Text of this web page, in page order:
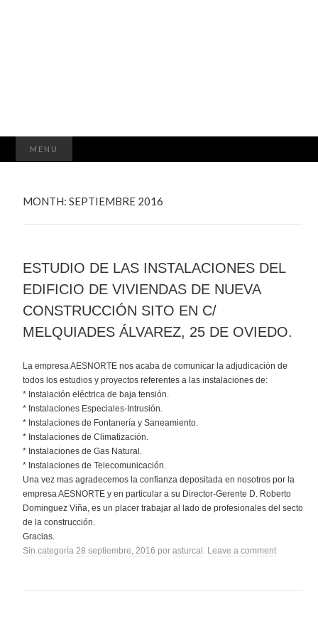
MENU
MONTH:SEPTIEMBRE 2016
ESTUDIO DE LAS INSTALACIONES DEL
EDIFICIO DE VIVIENDAS DE NUEVA
CONSTRUCCIÓN SITO EN C/
MELQUIADES ÁLVAREZ, 25 DE OVIEDO.
La empresa AESNORTE nos acaba de comunicar la adjudicación de
todos los estudios y proyectos referentes a las instalaciones de:
* Instalación eléctrica de baja tensión.
* Instalaciones Especiales-Intrusión.
* Instalaciones de Fontanería y Saneamiento.
* Instalaciones de Climatización.
* Instalaciones de Gas Natural.
* Instalaciones de Telecomunicación.
Una vez mas agradecemos la confianza depositada en nosotros por la
empresa AESNORTE y en particular a su Director-Gerente D. Roberto
Dominguez Viña, es un placer trabajar al lado de profesionales del sector
de la construcción.
Gracias.
Sin categoría 28 septiembre, 2016 porasturcal . Leave a comment